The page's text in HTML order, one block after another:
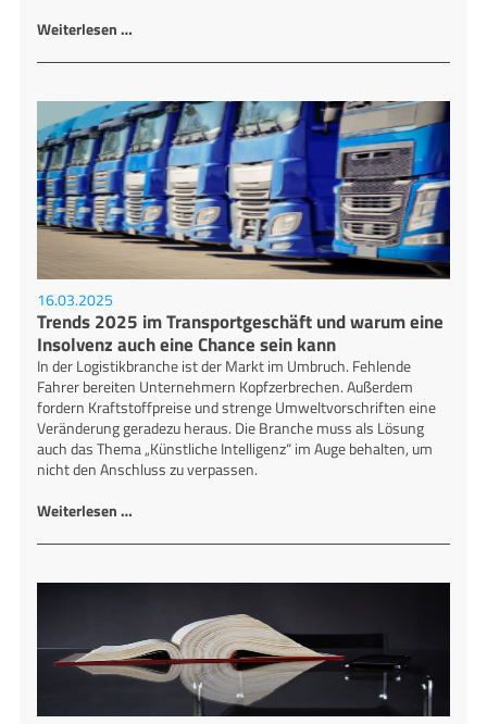
Weiterlesen …
16.03.2025
Trends 2025 im Transportgeschäft und warum eine
Insolvenz auch eine Chance sein kann
In der Logistikbranche ist der Markt im Umbruch. Fehlende
Fahrer bereiten Unternehmern Kopfzerbrechen. Außerdem
fordern Kraftstoffpreise und strenge Umweltvorschriften eine
Veränderung geradezu heraus. Die Branche muss als Lösung
auch das Thema „Künstliche Intelligenz“ im Auge behalten, um
nicht den Anschluss zu verpassen.
Weiterlesen …